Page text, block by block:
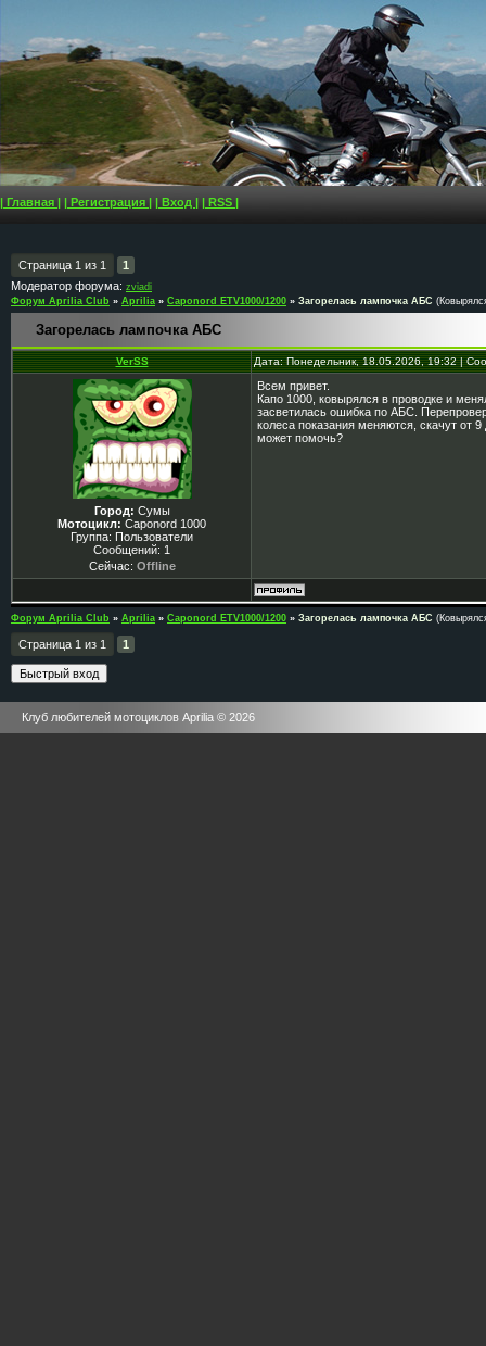
| Главная | | Регистрация | | Вход | | RSS |
Страница 1 из 1
1
Модератор форума: zviadi
Форум Aprilia Club » Aprilia » Caponord ETV1000/1200 » Загорелась лампочка АБС
Загорелась лампочка АБС
VerSS Дата: Понедельник, 18.05.2026, 19:32 |
Город: Сумы
Мотоцикл: Caponord 1000
Группа: Пользователи
Сообщений: 1
Сейчас: Offline
Всем привет.
Капо 1000, ковырялся в проводке и
засветилась ошибка по АБС.
колеса показания меняются, скачут от
может помочь?
Форум Aprilia Club » Aprilia » Caponord ETV1000/1200 » Загорелась лампочка АБС
Страница 1 из 1 1
Клуб любителей мотоциклов Aprilia © 2026